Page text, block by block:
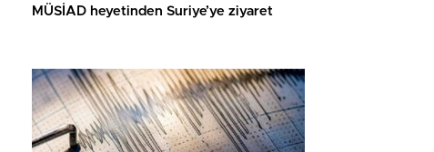
MÜSİAD heyetinden Suriye’ye ziyaret